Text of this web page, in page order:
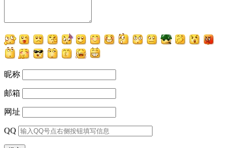
昵称
邮箱
网址
QQ